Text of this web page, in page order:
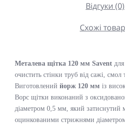
Відгуки (0)
Схожі
Металева щітка 120 мм Savent
очистить стінки труб від сажі, смол
Виготовлений йорж 120 мм із
Ворс щітки виконаний з
діаметром 0,5 мм, який затиснутий
оцинкованими стрижнями